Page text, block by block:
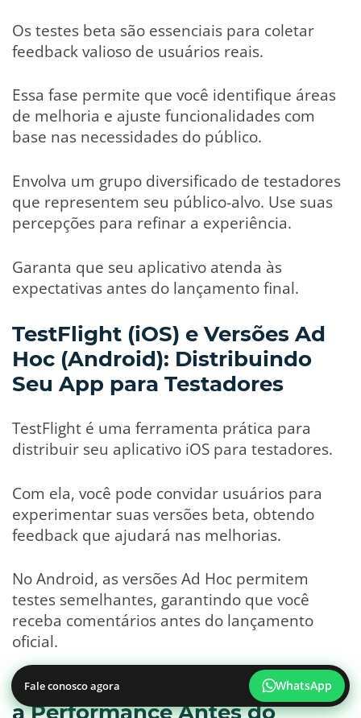
Os testes beta são essenciais para coletar
feedback valioso de usuários reais.
Essa fase permite que você identifique áreas
de melhoria e ajuste funcionalidades com
base nas necessidades do público.
Envolva um grupo diversificado de testadores
que representem seu público-alvo. Use suas
percepções para refinar a experiência.
Garanta que seu aplicativo atenda às
expectativas antes do lançamento final.
TestFlight (iOS) e Versões Ad
Hoc (Android): Distribuindo
Seu App para Testadores
TestFlight é uma ferramenta prática para
distribuir seu aplicativo iOS para testadores.
Com ela, você pode convidar usuários para
experimentar suas versões beta, obtendo
feedback que ajudará nas melhorias.
No Android, as versões Ad Hoc permitem
testes semelhantes, garantindo que você
receba comentários antes do lançamento
oficial.
Corrigindo Bugs e Melhorando
a Performance Antes do
Fale conosco agora WhatsApp